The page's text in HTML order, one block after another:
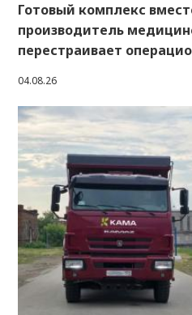
Готовый комплекс
производитель
перестраивает
04.08.26